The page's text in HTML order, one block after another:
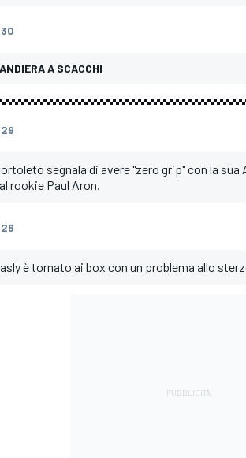
GT
A SCACCHI
segnala di avere "zero grip" con la sua
rookie Paul Aron.
è tornato ai box con un problema allo